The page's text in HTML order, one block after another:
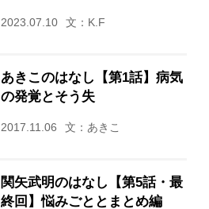
2023.07.10 文：K.F
あきこのはなし【第1話】病気
の発覚とそう失
2017.11.06 文：あきこ
関矢武明のはなし【第5話・最
終回】悩みごととまとめ編